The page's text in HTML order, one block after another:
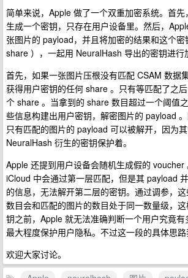
简单来说，Apple 做了一个双重加密系统。首
生成一个密钥，只存在用户设备里。然后，
张图片的 payload，并且将加密的结果和这个
share ），一起用 NeuralHash 导出的密钥进行
首先，如果一张图片压根没有匹配 CSAM 数据
获得用户密钥的任何 share 。只有等匹配了之
个 share 。当拿到的 share 数目超过一个阈值
些信息构建出用户密钥，解密图片的 payload
只有匹配的图片的 payload 可以被解开，因为
NeuralHash 衍生的密钥保护着。
Apple 还提到用户设备会随机生成假的
iCloud 中会通过第一层匹配，但是其 payload
的信息，无法解开第二层的密钥。通过调参，
数目会和匹配的图片的数目处于同一数量级，
钥之前，Apple 就无法准确判断一个用户究竟有
最大程度保护用户隐私。不过这一段的具体思路
欢迎大家讨论。